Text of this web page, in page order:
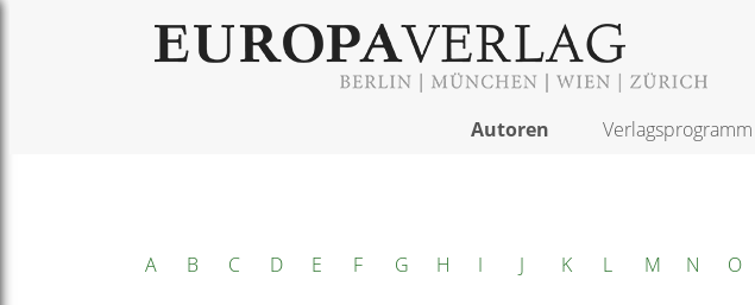
Autoren Verlagsprogramm
A B C D E F G H I J K L M N O